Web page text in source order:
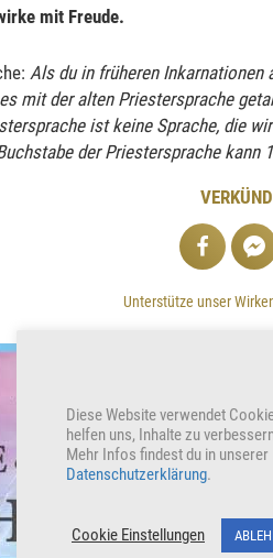
mit Freude.
Als du in früheren Inkarnationen
mit der alten Priestersprache
ist keine Sprache, die
der Priestersprache kann
Unterstütze unser
Diese Website verwendet
helfen uns, Inhalte zu
Mehr Infos findest du in unserer
Datenschutzerklärung.
Cookie Einstellungen